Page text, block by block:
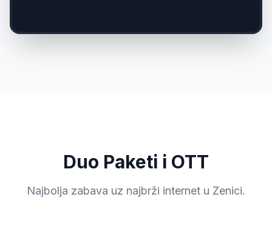
Duo Paketi i OTT
Najbolja zabava uz najbrži internet u Zenici.